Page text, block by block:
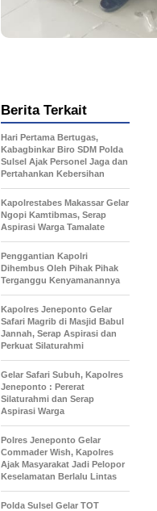
Berita Terkait
Hari Pertama Bertugas,
Kabagbinkar Biro SDM Polda
Sulsel Ajak Personel Jaga dan
Pertahankan Kebersihan
Kapolrestabes Makassar Gelar
Ngopi Kamtibmas, Serap
Aspirasi Warga Tamalate
Penggantian Kapolri
Dihembus Oleh Pihak Pihak
Terganggu Kenyamanannya
Kapolres Jeneponto Gelar
Safari Magrib di Masjid Babul
Jannah, Serap Aspirasi dan
Perkuat Silaturahmi
Gelar Safari Subuh, Kapolres
Jeneponto : Pererat
Silaturahmi dan Serap
Aspirasi Warga
Polres Jeneponto Gelar
Commader Wish, Kapolres
Ajak Masyarakat Jadi Pelopor
Keselamatan Berlalu Lintas
Polda Sulsel Gelar TOT